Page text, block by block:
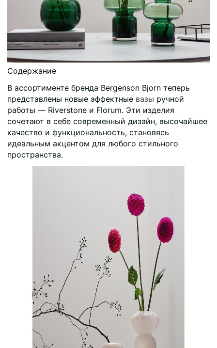
Содержание
В ассортименте бренда Bergenson Bjorn теперь
представлены новые эффектные вазы ручной
работы — Riverstone и Florum. Эти изделия
сочетают в себе современный дизайн, высочайшее
качество и функциональность, становясь
идеальным акцентом для любого стильного
пространства.